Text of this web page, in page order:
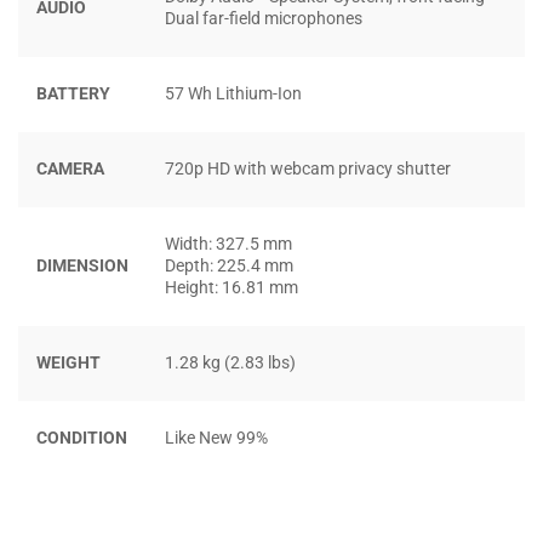
thị sắc nét và trung thực, phù hợp cho các tác vụ từ văn
AUDIO
Dual far-field microphones
BATTERY 57 Wh Lithium-Ion
CAMERA 720p HD with webcam privacy shutter
DIMENSION
Width: 327.5 mm
Depth: 225.4 mm
Height: 16.81 mm
WEIGHT 1.28 kg (2.83 lbs)
CONDITION Like New 99%